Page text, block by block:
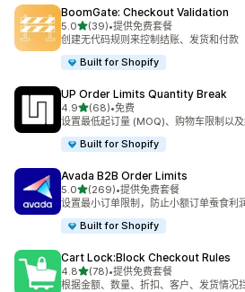
BoomGate: Checkout Validation
5.0星（满分 5 星）
(39)
总共 39 条评论
•提供免费套餐
创建无代码规则来控制结账、发货和付款
Built for Shopify
UP Order Limits Quantity Break
4.9星（满分 5 星）
(68)
总共 68 条评论
•免费
设置最低起订量 (MOQ)、购物车限制以及
Built for Shopify
Avada B2B Order Limits
5.0星（满分 5 星）
(269)
总共 269 条评论
•提供免费套餐
设置最小订单限制，防止小额订单蚕食利
Built for Shopify
Cart Lock:Block Checkout Rules
4.8星（满分 5 星）
(78)
总共 78 条评论
•提供免费套餐
根据金额、数量、折扣、客户、发货情况